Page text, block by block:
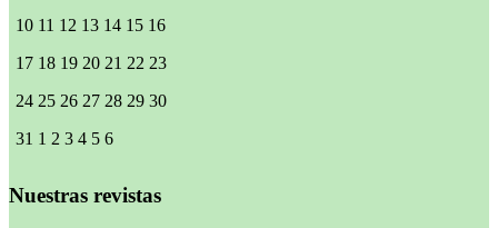
10 11 12 13 14 15 16
17 18 19 20 21 22 23
24 25 26 27 28 29 30
31 1 2 3 4 5 6
Nuestras revistas